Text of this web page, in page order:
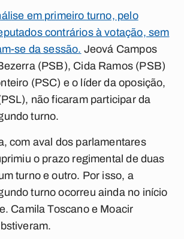
em primeiro turno, pelo
contrários à votação, sem
se da sessão. Jeová Campos
(PSB), Cida Ramos (PSB)
(PSC) e o líder da oposição,
não ficaram participar da
turno.
com aval dos parlamentares
o prazo regimental de duas
turno e outro. Por isso, a
turno ocorreu ainda no início
Camila Toscano e Moacir